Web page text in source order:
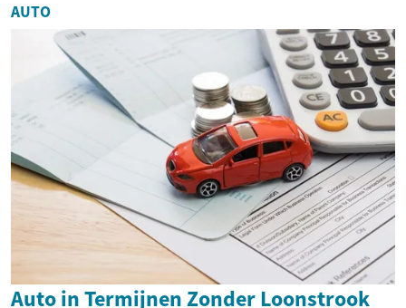
AUTO
Auto in Termijnen Zonder Loonstrook